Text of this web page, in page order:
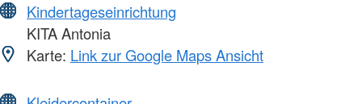
Kindertageseinrichtung
KITA Antonia
Karte: Link zur Google Maps Ansicht